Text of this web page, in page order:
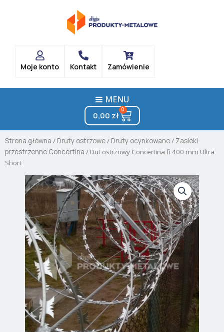
Moje konto Kontakt Zamówienie
MENU
0,00 zł
0
Cart
Strona główna / Druty ostrzowe/ Druty ocynkowane/ Zasieki
przestrzenne Concertina / Dut ostrzowy Concertina fi 400 mm Ultra
Short